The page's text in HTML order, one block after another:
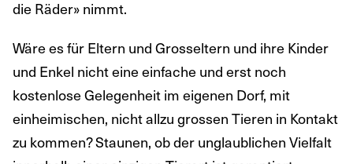
die Räder» nimmt.
Wäre es für Eltern und Grosseltern und ihre Kinder
und Enkel nicht eine einfache und erst noch
kostenlose Gelegenheit im eigenen Dorf, mit
einheimischen, nicht allzu grossen Tieren in Kontakt
zu kommen? Staunen, ob der unglaublichen Vielfalt